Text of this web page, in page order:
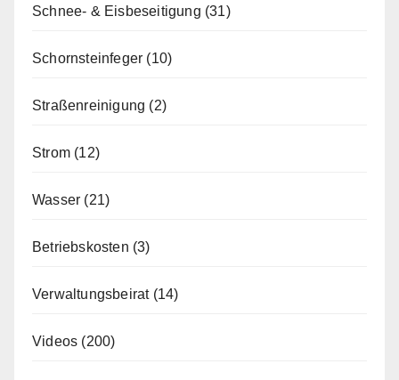
Schnee- & Eisbeseitigung (31)
Schornsteinfeger (10)
Straßenreinigung (2)
Strom (12)
Wasser (21)
Betriebskosten (3)
Verwaltungsbeirat(14)
Videos (200)